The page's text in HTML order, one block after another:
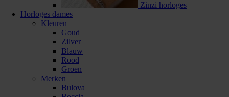
Zinzi horloges
Horloges dames
Kleuren
Goud
Zilver
Blauw
Rood
Groen
Merken
Bulova